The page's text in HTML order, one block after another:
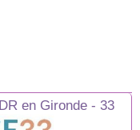
en Gironde - 33